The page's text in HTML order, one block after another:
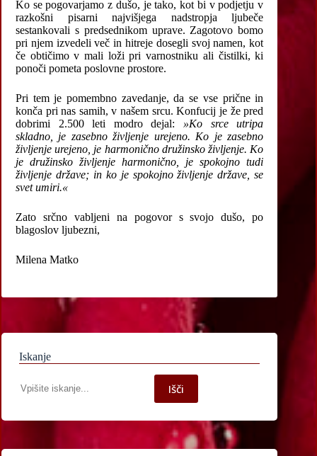
Ko se pogovarjamo z dušo, je tako, kot bi v podjetju v
razkošni pisarni najvišjega nadstropja ljubeče
sestankovali s predsednikom uprave. Zagotovo bomo
pri njem izvedeli več in hitreje dosegli svoj namen, kot
če obtičimo v mali loži pri varnostniku ali čistilki, ki
ponoči pometa poslovne prostore.
Pri tem je pomembno zavedanje, da se vse prične in
konča pri nas samih, v našem srcu. Konfucij je že pred
dobrimi 2.500 leti modro dejal: »Ko srce utripa
skladno, je zasebno življenje urejeno. Ko je zasebno
življenje urejeno, je harmonično družinsko življenje. Ko
je družinsko življenje harmonično, je spokojno tudi
življenje države; in ko je spokojno življenje države, se
svet umiri.«
Zato srčno vabljeni na pogovor s svojo dušo, po
blagoslov ljubezni,
Milena Matko
Iskanje
po
Išči